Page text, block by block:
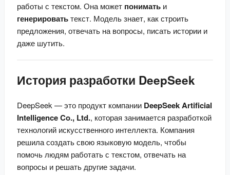
работы с текстом. Она может понимать
генерировать текст. Модель знает, как строить
предложения, отвечать на вопросы, писать истории и
даже шутить.
История разработки DeepSeek
DeepSeek — это продукт компании DeepSeek Artificial
Intelligence Co., Ltd., которая занимается разработкой
технологий искусственного интеллекта. Компания
решила создать свою языковую модель, чтобы
помочь людям работать с текстом, отвечать на
вопросы и решать другие задачи.